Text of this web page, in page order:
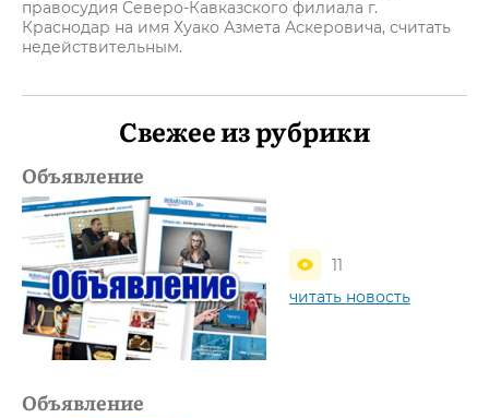
правосудия Северо-Кавказского филиала г.
Краснодар на имя Хуако Азмета Аскеровича, считать
недействительным.
Свежее из рубрики
Объявление
11
читать новость
Объявление